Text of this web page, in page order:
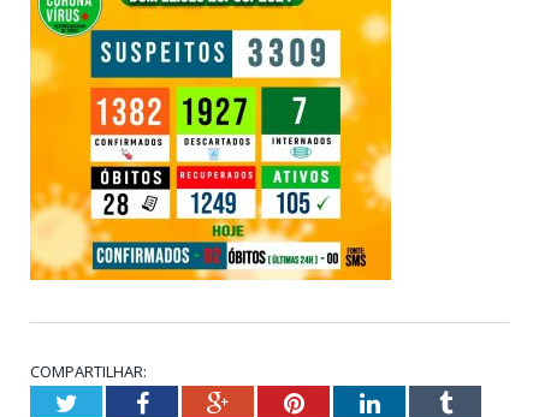
COMPARTILHAR:
TwitterFacebookGoogle+PinterestLinkedInTumblr